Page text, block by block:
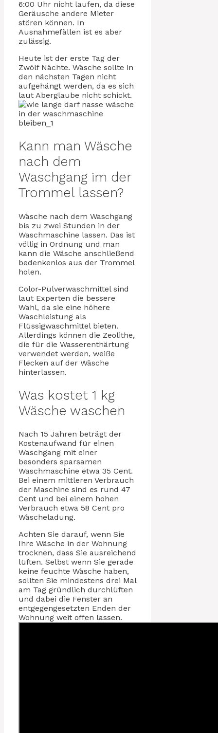
6:00 Uhr nicht laufen, da diese
Geräusche andere Mieter
stören können. In
Ausnahmefällen ist es aber
zulässig.
Heute ist der erste Tag der
Zwölf Nächte. Wäsche sollte in
den nächsten Tagen nicht
aufgehängt werden, da es sich
laut Aberglaube nicht schickt.
Kann man Wäsche
nach dem
Waschgang im der
Trommel lassen?
Wäsche nach dem Waschgang
bis zu zwei Stunden in der
Waschmaschine lassen. Das ist
völlig in Ordnung und man
kann die Wäsche anschließend
bedenkenlos aus der Trommel
holen.
Color-Pulverwaschmittel sind
laut Experten die bessere
Wahl, da sie eine höhere
Waschleistung als
Flüssigwaschmittel bieten.
Allerdings können die Zeolithe,
die für die Wasserenthärtung
verwendet werden, weiße
Flecken auf der Wäsche
hinterlassen.
Was kostet 1 kg
Wäsche waschen
Nach 15 Jahren beträgt der
Kostenaufwand für einen
Waschgang mit einer
besonders sparsamen
Waschmaschine etwa 35 Cent.
Bei einem mittleren Verbrauch
der Maschine sind es rund 47
Cent und bei einem hohen
Verbrauch etwa 58 Cent pro
Wäscheladung.
Achten Sie darauf, wenn Sie
Ihre Wäsche in der Wohnung
trocknen, dass Sie ausreichend
lüften. Selbst wenn Sie gerade
keine feuchte Wäsche haben,
sollten Sie mindestens drei Mal
am Tag gründlich durchlüften
und dabei die Fenster an
entgegengesetzten Enden der
Wohnung weit offen lassen.